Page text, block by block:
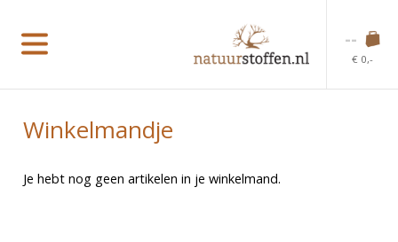
--
€ 0,-
Winkelmandje
Je hebt nog geen artikelen in je winkelmand.